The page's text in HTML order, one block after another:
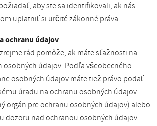
aby ste sa identifikovali, ak nás
uplatniť si určité zákonné práva.
ochranu údajov
rád pomôže, ak máte sťažnosti na
osobných údajov. Podľa všeobecného
osobných údajov máte tiež právo podať
úradu na ochranu osobných údajov
orgán pre ochranu osobných údajov) alebo
dozoru nad ochranou osobných údajov.